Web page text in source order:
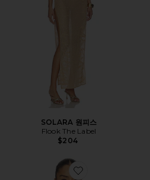
SOLARA 원피스
Flook The Label
$204
Favorite MAEVE 탑